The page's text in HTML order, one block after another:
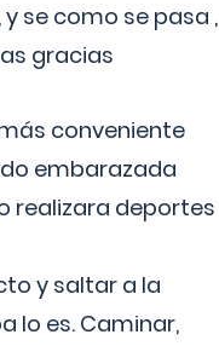
y se como se pasa ,
gracias
conveniente
embarazada
realizara deportes
y saltar a la
lo es. Caminar,